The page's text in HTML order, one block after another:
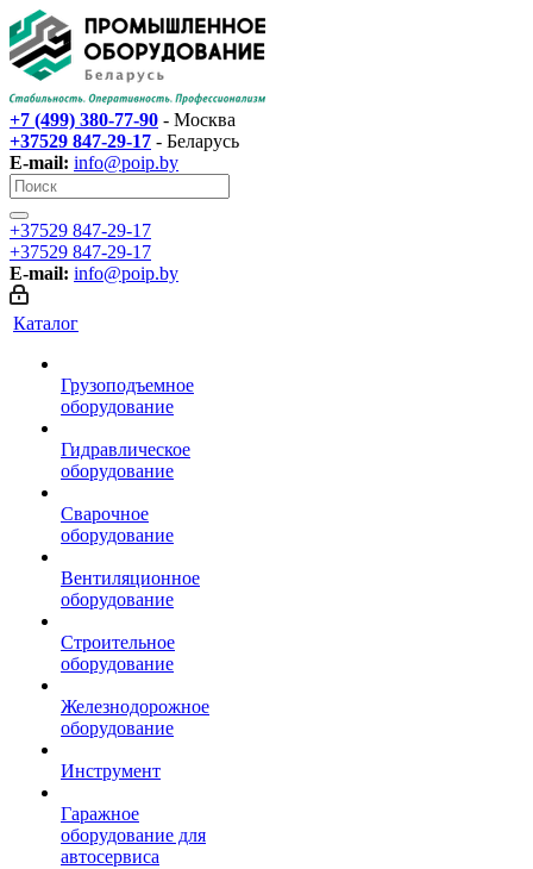
+7 (499) 380-77-90 - Москва
+37529 847-29-17‬ - Беларусь
E-mail: info@poip.by
+37529 847-29-17‬
+37529 847-29-17‬
E-mail: info@poip.by
Каталог
Грузоподъемное
оборудование
Гидравлическое
оборудование
Сварочное
оборудование
Вентиляционное
оборудование
Строительное
оборудование
Железнодорожное
оборудование
Инструмент
Гаражное
оборудование для
автосервиса